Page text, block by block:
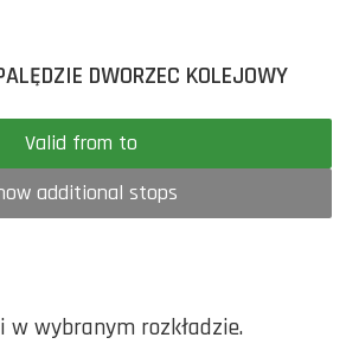
DWORZEC KOLEJOWY
Valid from to
additional stops
w wybranym rozkładzie.